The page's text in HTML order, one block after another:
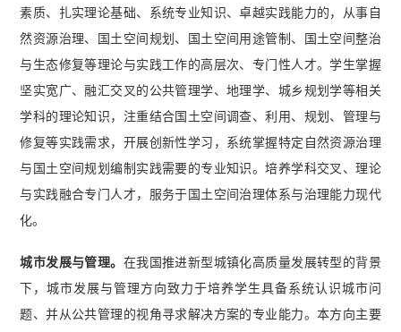
素质、扎实理论基础、系统专业知识、卓越实践能力的，从事自
然资源治理、国土空间规划、国土空间用途管制、国土空间整治
与生态修复等理论与实践工作的高层次、专门性人才。学生掌握
坚实宽广、融汇交叉的公共管理学、地理学、城乡规划学等相关
学科的理论知识，注重结合国土空间调查、利用、规划、管理与
修复等实践需求，开展创新性学习，系统掌握特定自然资源治理
与国土空间规划编制实践需要的专业知识。培养学科交叉、理论
与实践融合专门人才，服务于国土空间治理体系与治理能力现代
化。
城市发展与管理。 在我国推进新型城镇化高质量发展转型的背景
下，城市发展与管理方向致力于培养学生具备系统认识城市问
题、并从公共管理的视角寻求解决方案的专业能力。本方向主要